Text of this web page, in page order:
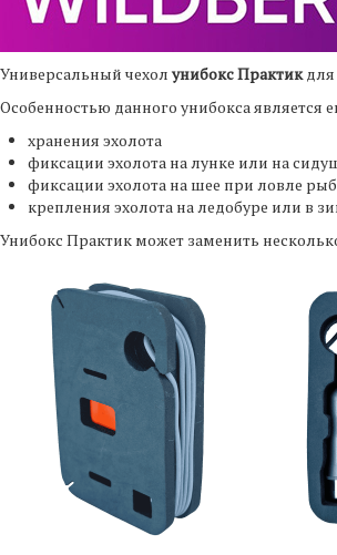
Универсальный чехол унибокс Практикдля
Особенностью данного унибокса является
хранения эхолота
фиксации эхолота на лунке или на
фиксации эхолота на шее при ловле
крепления эхолота на ледобуре или в
Унибокс Практик может заменить